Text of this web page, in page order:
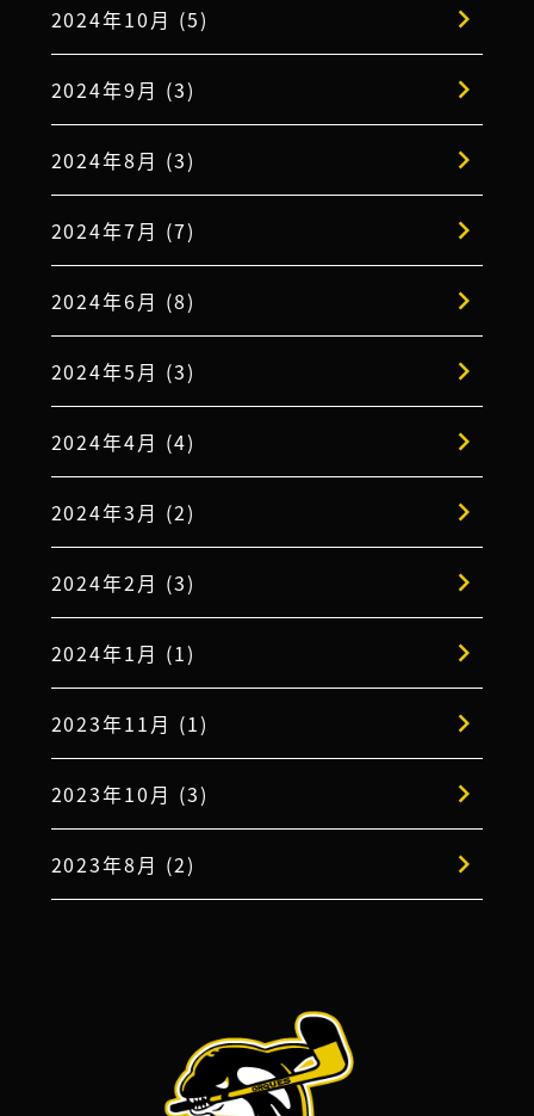
2024年10月 (5)
2024年9月 (3)
2024年8月 (3)
2024年7月 (7)
2024年6月 (8)
2024年5月 (3)
2024年4月 (4)
2024年3月 (2)
2024年2月 (3)
2024年1月 (1)
2023年11月 (1)
2023年10月 (3)
2023年8月 (2)